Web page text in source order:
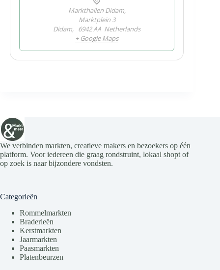
Markthallen Didam,
Marktplein 3
Didam, 6942 AA Netherlands
+ Google Maps
We verbinden markten, creatieve makers en bezoekers op één
platform. Voor iedereen die graag rondstruint, lokaal shopt of
op zoek is naar bijzondere vondsten.
Categorieën
Rommelmarkten
Braderieën
Kerstmarkten
Jaarmarkten
Paasmarkten
Platenbeurzen